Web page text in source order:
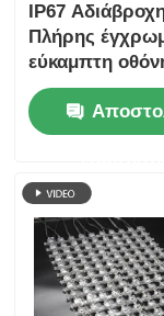
IP67
Πλήρης
εύκαμπτη
κουρτίνας
χώρου για
κτιρίου